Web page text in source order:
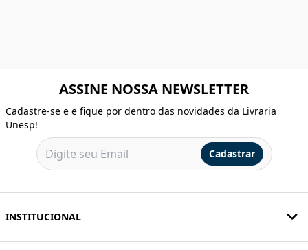
ASSINE NOSSA NEWSLETTER
Cadastre-se e e fique por dentro das novidades da Livraria
Unesp!
Cadastrar
INSTITUCIONAL